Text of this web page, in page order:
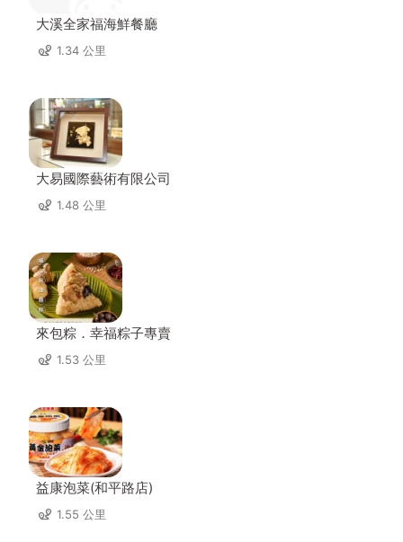
大溪全家福海鮮餐廳
1.34 公里
大易國際藝術有限公司
1.48 公里
來包粽．幸福粽子專賣
1.53 公里
益康泡菜(和平路店)
1.55 公里